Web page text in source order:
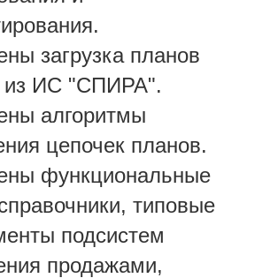
загрузка планов
из ИС "СПИРА".
алгоритмы
цепочек планов.
функциональные
типовые
подсистем
продажами,